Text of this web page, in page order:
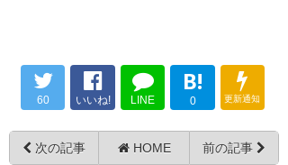
60 いいね! LINE
B!
0 更新通知
次の記事 HOME 前の記事